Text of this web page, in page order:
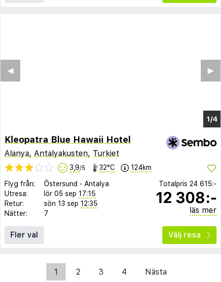
Kleopatra Blue Hawaii Hotel
Alanya, Antalyakusten, Turkiet
3,9/5 32°C 124km
Flyg från: Östersund - Antalya
Utresa:
lör 05 sep 17:15
Retur:
sön 13 sep 12:35
Nätter:
7
Totalpris 24 615:-
12 308:-
läs mer
Fler val Välj resa
1 2 3 4 Nästa